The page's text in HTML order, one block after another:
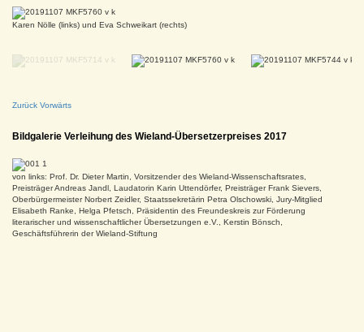
Karen Nölle (links) und Eva Schweikart (rechts)
Zurück Vorwärts
Bildgalerie Verleihung des Wieland-Übersetzerpreises 2017
von links: Prof. Dr. Dieter Martin, Vorsitzender des Wieland-Wissenschaftsrates,
Preisträger Andreas Jandl, Laudatorin Karin Uttendörfer, Preisträger Frank Sievers,
Oberbürgermeister Norbert Zeidler, Staatssekretärin Petra Olschowski, Jury-Mitglied
Elisabeth Ranke, Helga Pfetsch, Präsidentin des Freundeskreis zur Förderung
literarischer und wissenschaftlicher Übersetzungen e.V., Kerstin Bönsch,
Geschäftsführerin der Wieland-Stiftung